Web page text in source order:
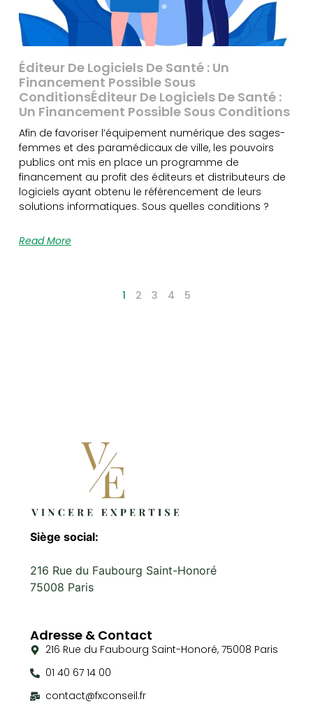
Éditeur De Logiciels De Santé : Un
Financement Possible Sous
ConditionsÉditeur De Logiciels De Santé :
Un Financement Possible Sous Conditions
Afin de favoriser l’équipement numérique des sages-
femmes et des paramédicaux de ville, les pouvoirs
publics ont mis en place un programme de
financement au profit des éditeurs et distributeurs de
logiciels ayant obtenu le référencement de leurs
solutions informatiques. Sous quelles conditions ?
Read More
1 2 3 4 5
Siège social:
216 Rue du Faubourg Saint-Honoré
75008 Paris
Adresse & Contact
216 Rue du Faubourg Saint-Honoré, 75008 Paris
01 40 67 14 00
contact@fxconseil.fr